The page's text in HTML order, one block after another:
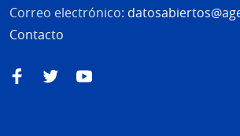
Correo electrónico:
Contacto
FacebookTwitterYouTube